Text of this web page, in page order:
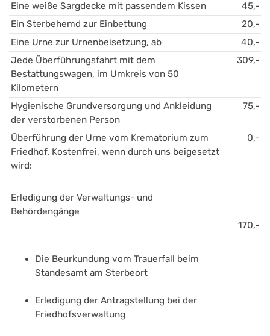
Eine weiße Sargdecke mit passendem Kissen
45,-
Ein Sterbehemd zur Einbettung
20,-
Eine Urne zur Urnenbeisetzung, ab
40,-
Jede Überführungsfahrt mit dem
Bestattungswagen, im Umkreis von 50
Kilometern
309,-
Hygienische Grundversorgung und Ankleidung
der verstorbenen Person
75,-
Überführung der Urne vom Krematorium zum
Friedhof. Kostenfrei, wenn durch uns beigesetzt
wird:
0,-
Erledigung der Verwaltungs- und
Behördengänge
Die Beurkundung vom Trauerfall beim
Standesamt am Sterbeort
Erledigung der Antragstellung bei der
Friedhofsverwaltung
170,-